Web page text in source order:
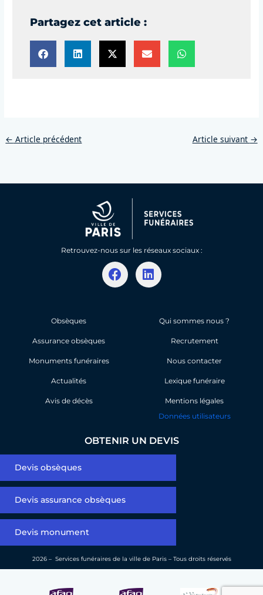
Partagez cet article :
← Article précédent Article suivant →
Retrouvez-nous sur les réseaux sociaux :
F
a
c
L
i
n
Obsèques
Assurance obsèques
Monuments funéraires
Actualités
Avis de décès
Qui sommes nous ?
Recrutement
Nous contacter
Lexique funéraire
Mentions légales
Données utilisateurs
OBTENIR UN DEVIS
Devis obsèques
Devis assurance obsèques
Devis monument
2026 – Services funéraires de la ville de Paris – Tous droits réservés